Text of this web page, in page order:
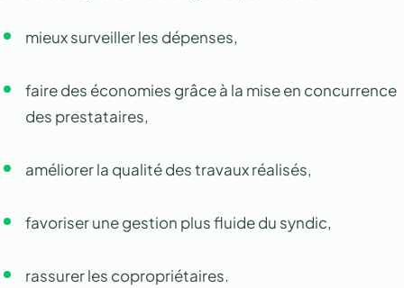
mieux surveiller les dépenses,
faire des économies grâce à la mise en concurrence
des prestataires,
améliorer la qualité des travaux réalisés,
favoriser une gestion plus fluide du syndic,
rassurer les copropriétaires.